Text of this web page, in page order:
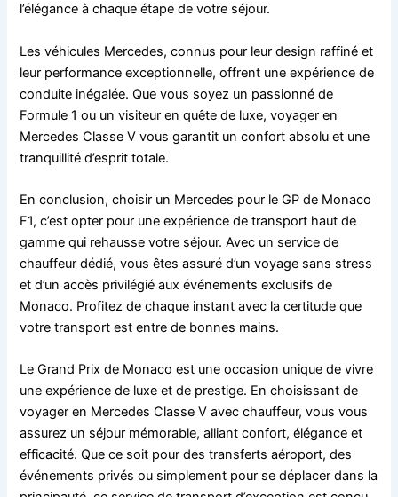
l’élégance à chaque étape de votre séjour.
Les véhicules Mercedes, connus pour leur design raffiné et
leur performance exceptionnelle, offrent une expérience de
conduite inégalée. Que vous soyez un passionné de
Formule 1 ou un visiteur en quête de luxe, voyager en
Mercedes Classe V vous garantit un confort absolu et une
tranquillité d’esprit totale.
En conclusion, choisir un Mercedes pour le GP de Monaco
F1, c’est opter pour une expérience de transport haut de
gamme qui rehausse votre séjour. Avec un service de
chauffeur dédié, vous êtes assuré d’un voyage sans stress
et d’un accès privilégié aux événements exclusifs de
Monaco. Profitez de chaque instant avec la certitude que
votre transport est entre de bonnes mains.
Le Grand Prix de Monaco est une occasion unique de vivre
une expérience de luxe et de prestige. En choisissant de
voyager en Mercedes Classe V avec chauffeur, vous vous
assurez un séjour mémorable, alliant confort, élégance et
efficacité. Que ce soit pour des transferts aéroport, des
événements privés ou simplement pour se déplacer dans la